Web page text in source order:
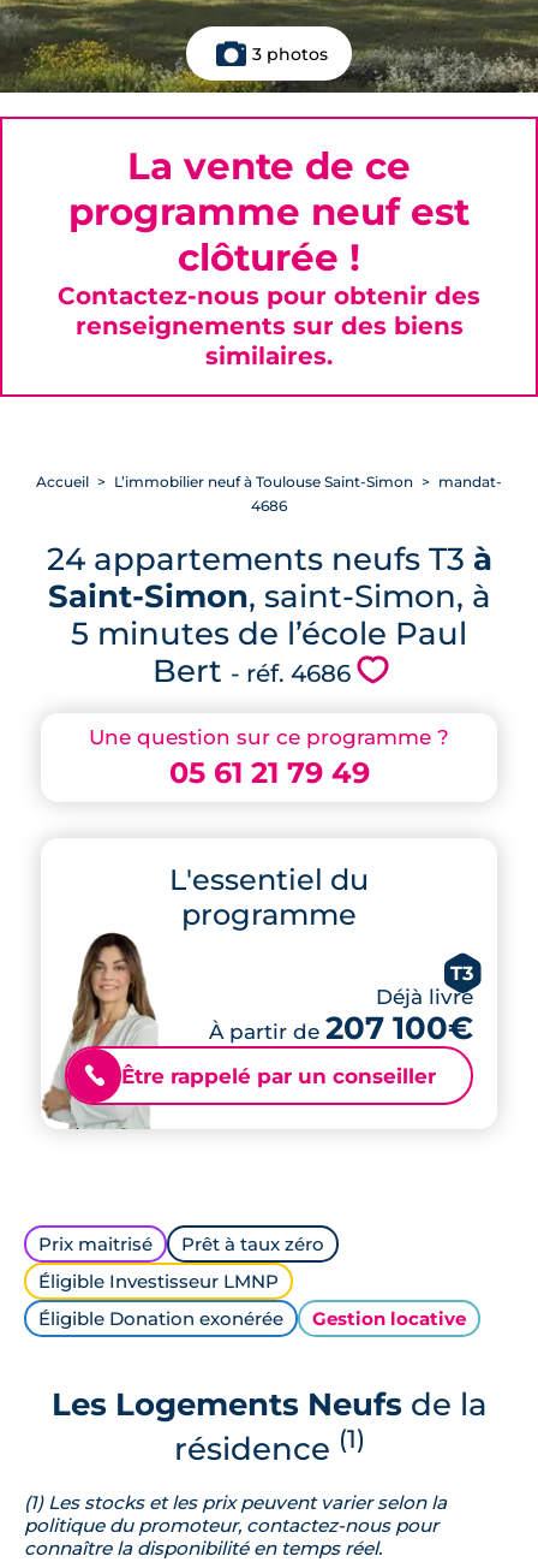
3 photos
Une question sur ce programme ?
05 61 21 79 49
L'essentiel du
programme
T3
Déjà livré
À partir de 207 100€
📞 Être rappelé par un conseiller
Accueil L’immobilier neuf à Toulouse Saint-Simon
mandat-
4686
24 appartements neufs T3 à
Saint-Simon, saint-Simon, à
5 minutes de l’école Paul
Bert - réf. 4686 💗
La vente de ce
programme neuf est
clôturée !
Contactez-nous pour obtenir des
renseignements sur des biens
similaires.
Prix maitrisé
Prêt à taux zéro
Éligible Investisseur LMNP
Éligible Donation exonérée
Gestion locative
Les Logements Neufsde la
résidence (1)
(1) Les stocks et les prix peuvent varier selon la
politique du promoteur, contactez-nous pour
connaître la disponibilité en temps réel.